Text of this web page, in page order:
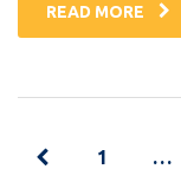
READ MORE
1 …